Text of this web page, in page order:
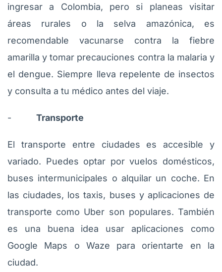
ingresar a Colombia, pero si planeas visitar
áreas rurales o la selva amazónica, es
recomendable vacunarse contra la fiebre
amarilla y tomar precauciones contra la malaria y
el dengue. Siempre lleva repelente de insectos
y consulta a tu médico antes del viaje.
- Transporte
El transporte entre ciudades es accesible y
variado. Puedes optar por vuelos domésticos,
buses intermunicipales o alquilar un coche. En
las ciudades, los taxis, buses y aplicaciones de
transporte como Uber son populares. También
es una buena idea usar aplicaciones como
Google Maps o Waze para orientarte en la
ciudad.